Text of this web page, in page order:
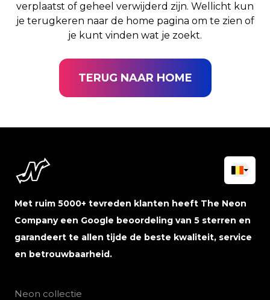
verplaatst of geheel verwijderd zijn. Wellicht kun
je terugkeren naar de home pagina om te zien of
je kunt vinden wat je zoekt.
TERUG NAAR HOME
Met ruim 5000+ tevreden klanten heeft The Neon
Company een Google beoordeling van 5 sterren en
garandeert te allen tijde de beste kwaliteit, service
en betrouwbaarheid.
Neon collectie